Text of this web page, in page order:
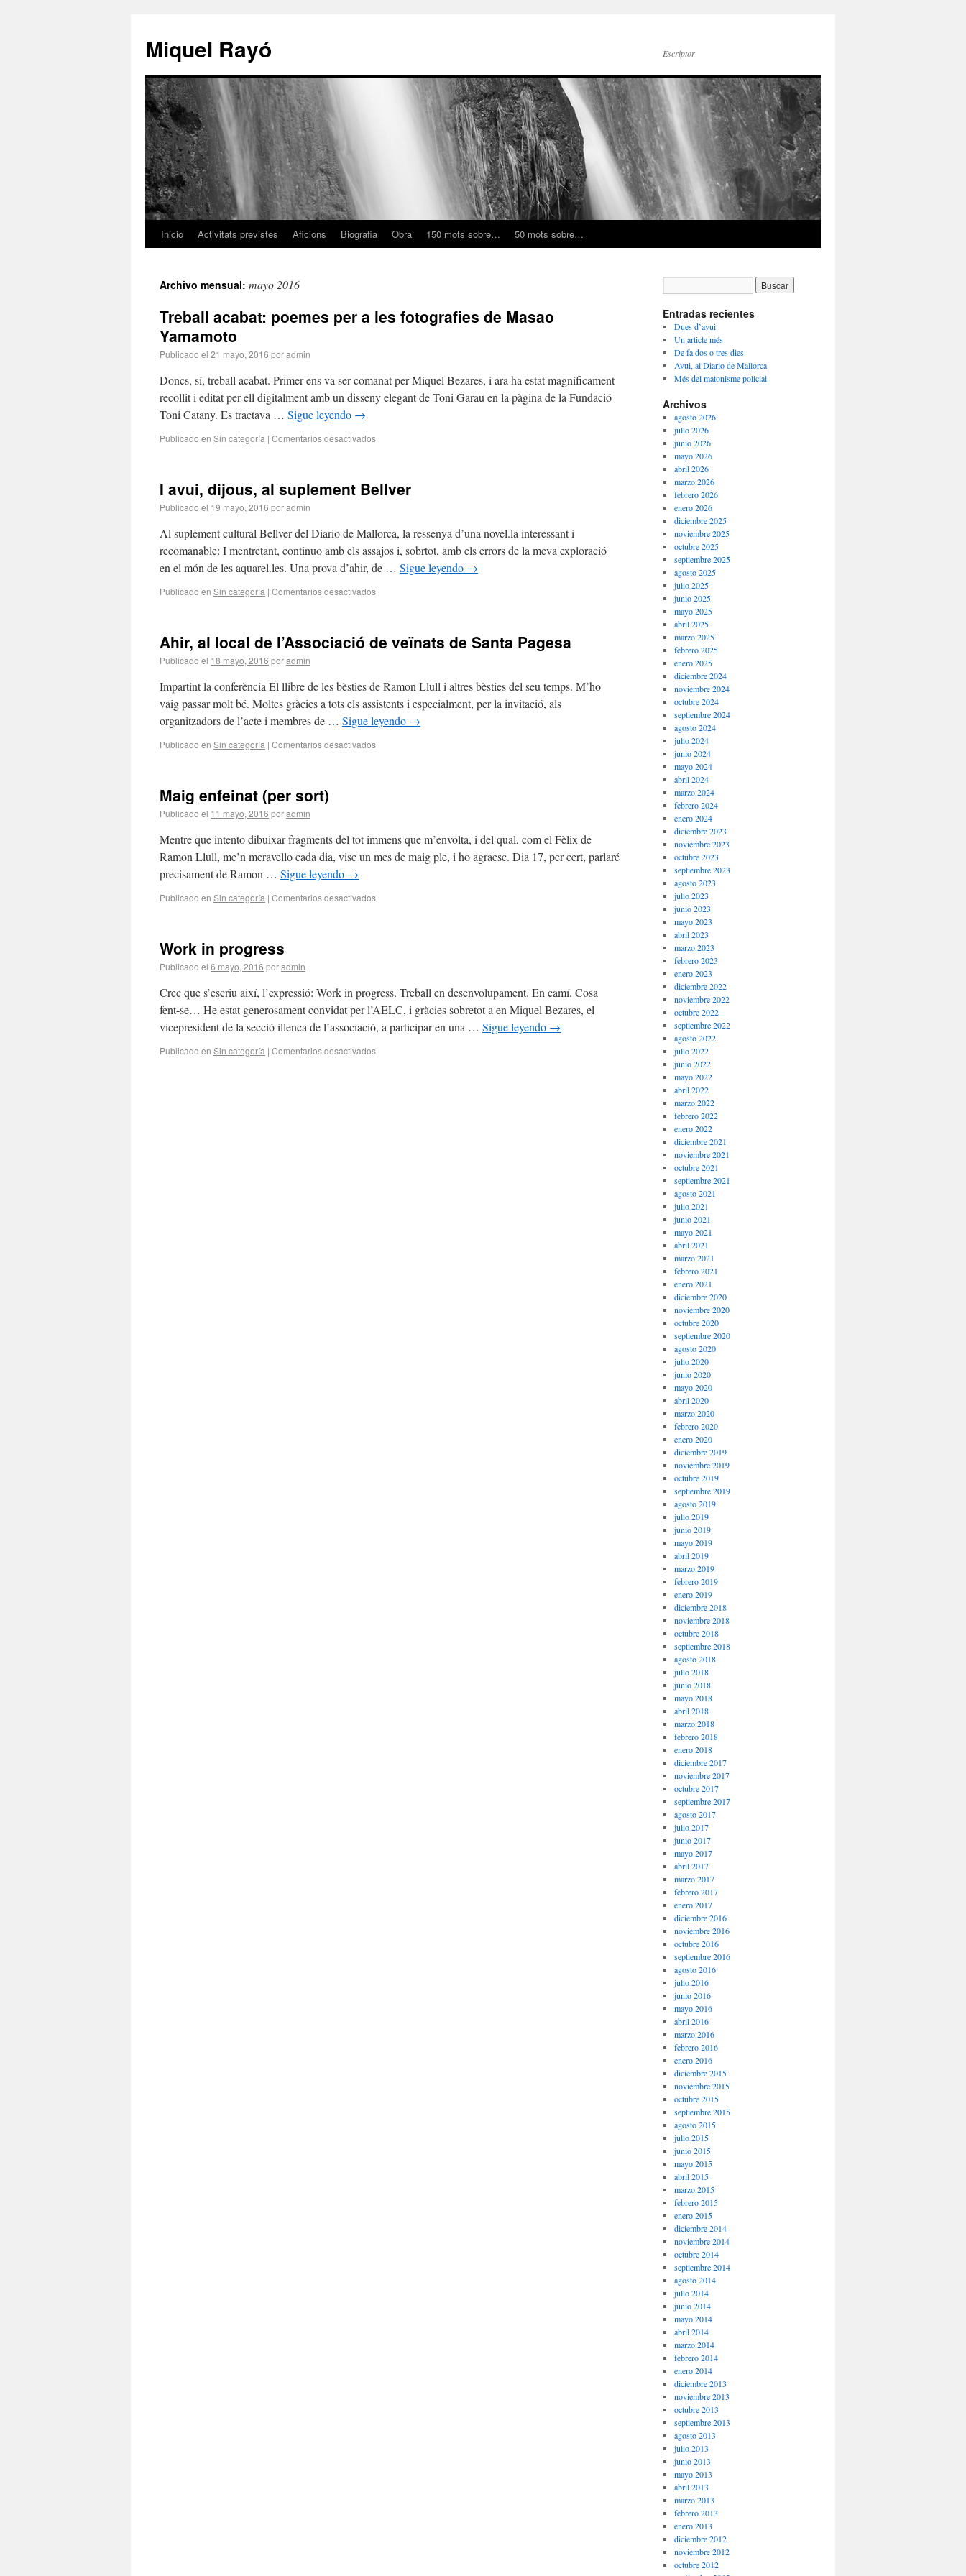
Miquel Rayó Escriptor
Inicio Activitats previstes Aficions Biografia Obra 150 mots sobre… 50 mots sobre…
Archivo mensual: mayo 2016
Treball acabat: poemes per a les fotografies de Masao
Yamamoto
Publicado el 21 mayo, 2016 poradmin
Doncs, sí, treball acabat. Primer ens va ser comanat per Miquel Bezares, i ara ha estat magníficament
recollit i editat per ell digitalment amb un disseny elegant de Toni Garau en la pàgina de la Fundació
Toni Catany. Es tractava … Sigue leyendo →
Publicado en Sin categoría | Comentarios desactivados
I avui, dijous, al suplement Bellver
Publicado el 19 mayo, 2016 poradmin
Al suplement cultural Bellver del Diario de Mallorca, la ressenya d’una novel.la interessant i
recomanable: I mentretant, continuo amb els assajos i, sobrtot, amb els errors de la meva exploració
en el món de les aquarel.les. Una prova d’ahir, de … Sigue leyendo →
Publicado en Sin categoría | Comentarios desactivados
Ahir, al local de l’Associació de veïnats de Santa Pagesa
Publicado el 18 mayo, 2016 poradmin
Impartint la conferència El llibre de les bèsties de Ramon Llull i altres bèsties del seu temps. M’ho
vaig passar molt bé. Moltes gràcies a tots els assistents i especialment, per la invitació, als
organitzadors de l’acte i membres de … Sigue leyendo →
Publicado en Sin categoría | Comentarios desactivados
Maig enfeinat (per sort)
Publicado el 11 mayo, 2016 poradmin
Mentre que intento dibuixar fragments del tot immens que m’envolta, i del qual, com el Fèlix de
Ramon Llull, me’n meravello cada dia, visc un mes de maig ple, i ho agraesc. Dia 17, per cert, parlaré
precisament de Ramon … Sigue leyendo →
Publicado en Sin categoría | Comentarios desactivados
Work in progress
Publicado el 6 mayo, 2016 poradmin
Crec que s’escriu així, l’expressió: Work in progress. Treball en desenvolupament. En camí. Cosa
fent-se… He estat generosament convidat per l’AELC, i gràcies sobretot a en Miquel Bezares, el
vicepresident de la secció illenca de l’associació, a participar en una … Sigue leyendo →
Publicado en Sin categoría | Comentarios desactivados
Entradas recientes
Dues d’avui
Un article més
De fa dos o tres dies
Avui, al Diario de Mallorca
Més del matonisme policial
Archivos
agosto 2026
julio 2026
junio 2026
mayo 2026
abril 2026
marzo 2026
febrero 2026
enero 2026
diciembre 2025
noviembre 2025
octubre 2025
septiembre 2025
agosto 2025
julio 2025
junio 2025
mayo 2025
abril 2025
marzo 2025
febrero 2025
enero 2025
diciembre 2024
noviembre 2024
octubre 2024
septiembre 2024
agosto 2024
julio 2024
junio 2024
mayo 2024
abril 2024
marzo 2024
febrero 2024
enero 2024
diciembre 2023
noviembre 2023
octubre 2023
septiembre 2023
agosto 2023
julio 2023
junio 2023
mayo 2023
abril 2023
marzo 2023
febrero 2023
enero 2023
diciembre 2022
noviembre 2022
octubre 2022
septiembre 2022
agosto 2022
julio 2022
junio 2022
mayo 2022
abril 2022
marzo 2022
febrero 2022
enero 2022
diciembre 2021
noviembre 2021
octubre 2021
septiembre 2021
agosto 2021
julio 2021
junio 2021
mayo 2021
abril 2021
marzo 2021
febrero 2021
enero 2021
diciembre 2020
noviembre 2020
octubre 2020
septiembre 2020
agosto 2020
julio 2020
junio 2020
mayo 2020
abril 2020
marzo 2020
febrero 2020
enero 2020
diciembre 2019
noviembre 2019
octubre 2019
septiembre 2019
agosto 2019
julio 2019
junio 2019
mayo 2019
abril 2019
marzo 2019
febrero 2019
enero 2019
diciembre 2018
noviembre 2018
octubre 2018
septiembre 2018
agosto 2018
julio 2018
junio 2018
mayo 2018
abril 2018
marzo 2018
febrero 2018
enero 2018
diciembre 2017
noviembre 2017
octubre 2017
septiembre 2017
agosto 2017
julio 2017
junio 2017
mayo 2017
abril 2017
marzo 2017
febrero 2017
enero 2017
diciembre 2016
noviembre 2016
octubre 2016
septiembre 2016
agosto 2016
julio 2016
junio 2016
mayo 2016
abril 2016
marzo 2016
febrero 2016
enero 2016
diciembre 2015
noviembre 2015
octubre 2015
septiembre 2015
agosto 2015
julio 2015
junio 2015
mayo 2015
abril 2015
marzo 2015
febrero 2015
enero 2015
diciembre 2014
noviembre 2014
octubre 2014
septiembre 2014
agosto 2014
julio 2014
junio 2014
mayo 2014
abril 2014
marzo 2014
febrero 2014
enero 2014
diciembre 2013
noviembre 2013
octubre 2013
septiembre 2013
agosto 2013
julio 2013
junio 2013
mayo 2013
abril 2013
marzo 2013
febrero 2013
enero 2013
diciembre 2012
noviembre 2012
octubre 2012